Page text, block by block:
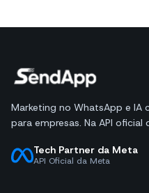
Marketing no WhatsApp e IA
para empresas. Na API oficial
Tech Partner da Meta
API Oficial da Meta